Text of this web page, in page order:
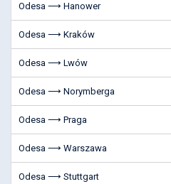
Odesa ⟶ Hanower
Odesa ⟶ Kraków
Odesa ⟶ Lwów
Odesa ⟶ Norymberga
Odesa ⟶ Praga
Odesa ⟶ Warszawa
Odesa ⟶ Stuttgart